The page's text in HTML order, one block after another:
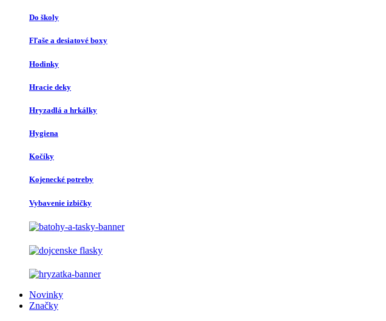
Do školy
Fľaše a desiatové boxy
Hodinky
Hracie deky
Hryzadlá a hrkálky
Hygiena
Kočíky
Kojenecké potreby
Vybavenie izbičky
Novinky
Značky